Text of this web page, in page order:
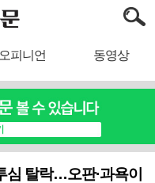
오피니언 동영상
심 탈락…오판·과욕이